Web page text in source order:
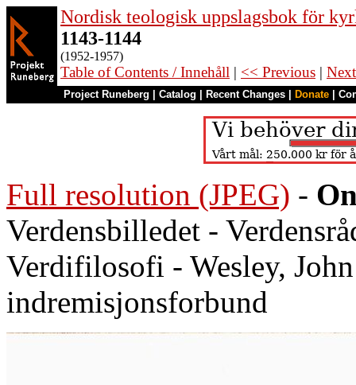
Nordisk teologisk uppslagsbok för
1143-1144
(1952-1957)
Table of Contents / Innehåll | << Previous |
Project Runeberg Catalog Recent Changes Donate
Full resolution (JPEG) -
Verdensbilledet -
Verdifilosofi - Wesley,
indremisjonsforbund